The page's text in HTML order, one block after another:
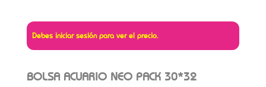
Debes iniciar sesión para ver el precio.
BOLSA ACUARIO NEO PACK 30*32